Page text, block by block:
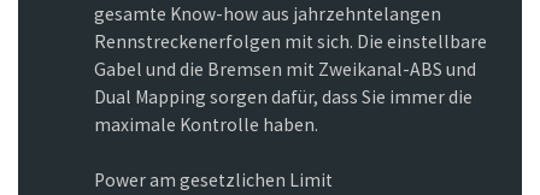
gesamte Know-how aus jahrzehntelangen
Rennstreckenerfolgen mit sich. Die einstellbare
Gabel und die Bremsen mit Zweikanal-ABS und
Dual Mapping sorgen dafür, dass Sie immer die
maximale Kontrolle haben.
Power am gesetzlichen Limit